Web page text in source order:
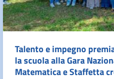
Talento e impegno
la scuola alla Gara
Matematica e Staffetta